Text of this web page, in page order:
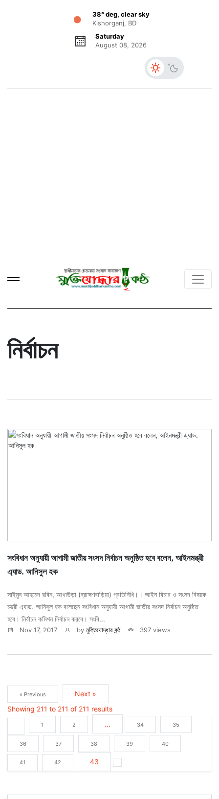
38° deg, clear sky
Kishorganj, BD
Saturday
August 08, 2026
নির্বাচন
সংবিধান অনুযায়ী আগামী জাতীয় সংসদ নির্বাচন অনুষ্ঠিত হবে বলেন, আইনমন্ত্রী
এ্যাড. আনিসুল হক
সাইমুন আহমেদ রবিন, আখাউড়া (ব্রাহ্মণবাড়িয়া) প্রতিনিধি।। আইন বিচার ও সংসদ বিষয়ক
মন্ত্রী এ্যাড. আনিসুল হক বলেছেন সংবিধান অনুযায়ী আগামী জাতীয় সংসদ নির্বাচন অনুষ্ঠিত
হবে। নির্বাচন কমিশন নির্বাচন করবে। সংবি...
Nov 17, 2017 by মুক্তিযোদ্ধার কন্ঠ 397 views
« Previous
Next »
Showing 211 to 211 of 211 results
1 2 ... 34 35
36 37 38 39 40
41 42 43